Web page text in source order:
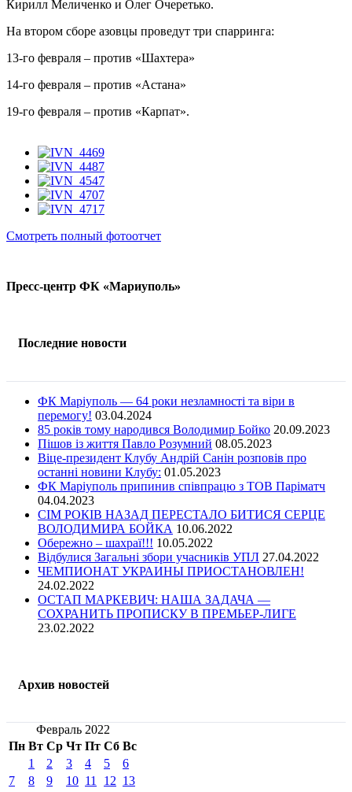
Кирилл Меличенко и Олег Очеретько.
На втором сборе азовцы проведут три спарринга:
13-го февраля – против «Шахтера»
14-го февраля – против «Астана»
19-го февраля – против «Карпат».
Смотреть полный фотоотчет
Пресс-центр ФК «Мариуполь»
Последние новости
ФК Маріуполь — 64 роки незламності та віри в
перемогу! 03.04.2024
85 років тому народився Володимир Бойко 20.09.2023
Пішов із життя Павло Розумний 08.05.2023
Віце-президент Клубу Андрій Санін розповів про
останні новини Клубу: 01.05.2023
ФК Маріуполь припинив співпрацю з ТОВ Паріматч
04.04.2023
СІМ РОКІВ НАЗАД ПЕРЕСТАЛО БИТИСЯ СЕРЦЕ
ВОЛОДИМИРА БОЙКА 10.06.2022
Обережно – шахраї!!! 10.05.2022
Відбулися Загальні збори учасників УПЛ 27.04.2022
ЧЕМПИОНАТ УКРАИНЫ ПРИОСТАНОВЛЕН!
24.02.2022
ОСТАП МАРКЕВИЧ: НАША ЗАДАЧА —
СОХРАНИТЬ ПРОПИСКУ В ПРЕМЬЕР-ЛИГЕ
23.02.2022
Архив новостей
Февраль 2022
Пн Вт Ср Чт Пт Сб Вс
1
2 3 4 5
6
7
8 9 10 11 12 13